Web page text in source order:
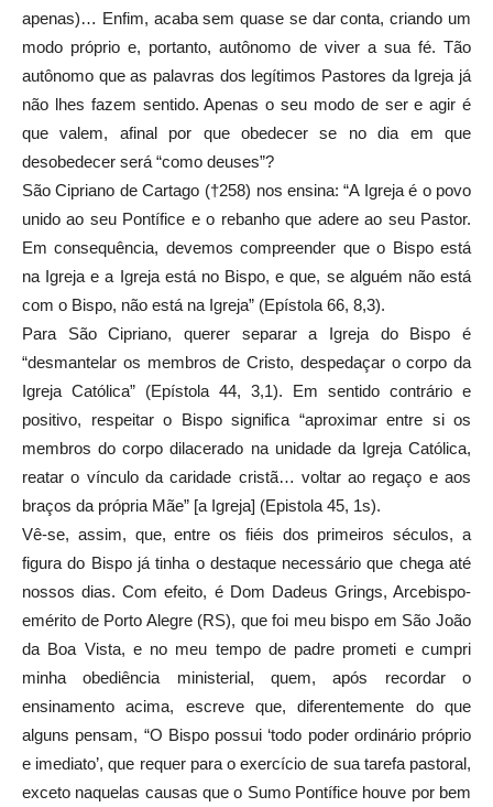
apenas)… Enfim, acaba sem quase se dar conta, criando um
modo próprio e, portanto, autônomo de viver a sua fé. Tão
autônomo que as palavras dos legítimos Pastores da Igreja já
não lhes fazem sentido. Apenas o seu modo de ser e agir é
que valem, afinal por que obedecer se no dia em que
desobedecer será “como deuses”?
São Cipriano de Cartago (†258) nos ensina: “A Igreja é o povo
unido ao seu Pontífice e o rebanho que adere ao seu Pastor.
Em consequência, devemos compreender que o Bispo está
na Igreja e a Igreja está no Bispo, e que, se alguém não está
com o Bispo, não está na Igreja” (Epístola 66, 8,3).
Para São Cipriano, querer separar a Igreja do Bispo é
“desmantelar os membros de Cristo, despedaçar o corpo da
Igreja Católica” (Epístola 44, 3,1). Em sentido contrário e
positivo, respeitar o Bispo significa “aproximar entre si os
membros do corpo dilacerado na unidade da Igreja Católica,
reatar o vínculo da caridade cristã… voltar ao regaço e aos
braços da própria Mãe” [a Igreja] (Epistola 45, 1s).
Vê-se, assim, que, entre os fiéis dos primeiros séculos, a
figura do Bispo já tinha o destaque necessário que chega até
nossos dias. Com efeito, é Dom Dadeus Grings, Arcebispo-
emérito de Porto Alegre (RS), que foi meu bispo em São João
da Boa Vista, e no meu tempo de padre prometi e cumpri
minha obediência ministerial, quem, após recordar o
ensinamento acima, escreve que, diferentemente do que
alguns pensam, “O Bispo possui ‘todo poder ordinário próprio
e imediato’, que requer para o exercício de sua tarefa pastoral,
exceto naquelas causas que o Sumo Pontífice houve por bem